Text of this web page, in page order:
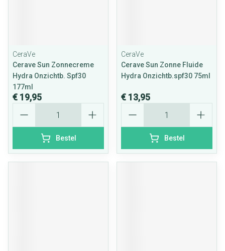
CeraVe
Cerave Sun Zonnecreme
Hydra Onzichtb. Spf30
177ml
€ 19,95
Bestel
CeraVe
Cerave Sun Zonne Fluide
Hydra Onzichtb.spf30 75ml
€ 13,95
Bestel